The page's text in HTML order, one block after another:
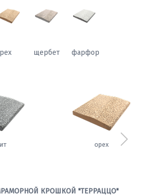
щербет фарфор
КРОШКОЙ "ТЕРРАЦЦО"